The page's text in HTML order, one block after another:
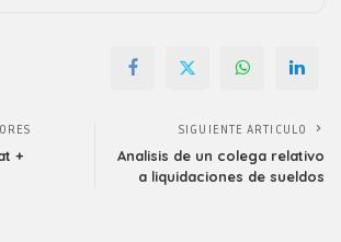
+
SIGUIENTE ARTICULO
Analisis de un colega relativo
a liquidaciones de sueldos